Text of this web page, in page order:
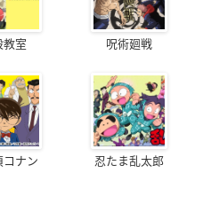
教室 呪術廻戦
ナン 忍たま乱太郎